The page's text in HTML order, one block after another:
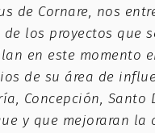
de Cornare, nos
de los proyectos que
en este momento
de su área de
Concepción, Santo
y que mejoraran la